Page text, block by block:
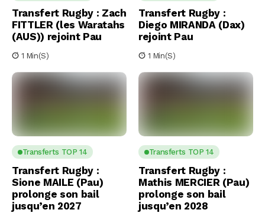
Transfert Rugby : Zach
FITTLER (les Waratahs
(AUS)) rejoint Pau
1 Min(s)
Transfert Rugby :
Diego MIRANDA (Dax)
rejoint Pau
1 Min(s)
Transferts TOP 14
Transfert Rugby :
Sione MAILE (Pau)
prolonge son bail
jusqu’en 2027
Transferts TOP 14
Transfert Rugby :
Mathis MERCIER (Pau)
prolonge son bail
jusqu’en 2028